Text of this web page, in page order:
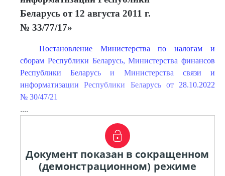
Беларусь от 12 августа 2011 г.
№ 33/77/17»
Постановление Министерства по налогам и
сборам Республики Беларусь, Министерства финансов
Республики Беларусь и Министерства связи и
информатизации Республики Беларусь от 28.10.2022
№ 30/47/21
....
Документ показан в сокращенном
(демонстрационном) режиме